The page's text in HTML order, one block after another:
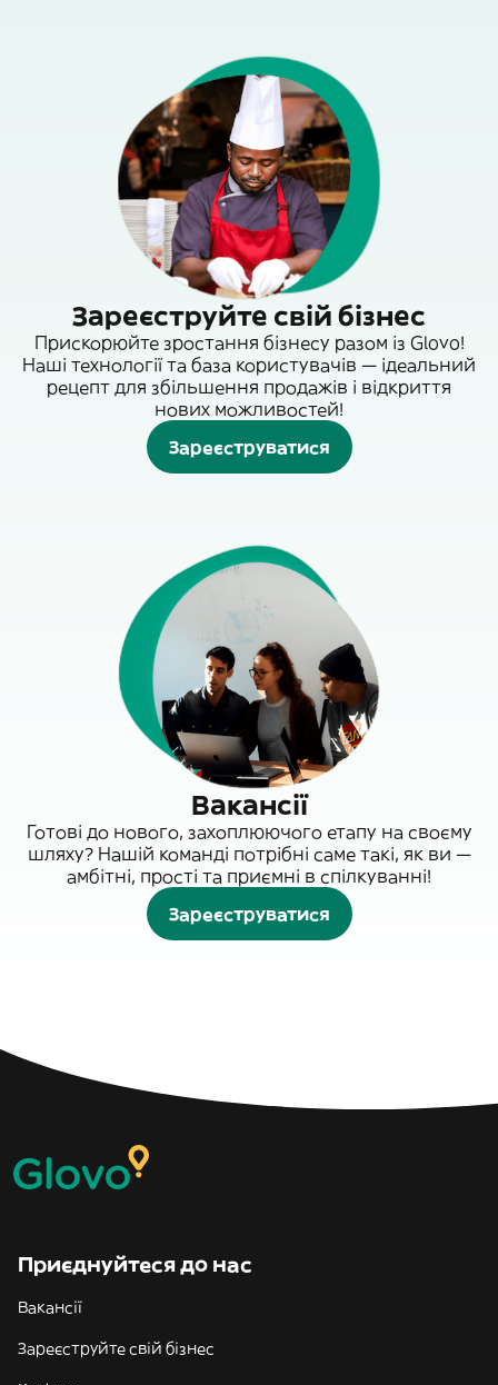
Зареєструйте свій бізнес
Прискорюйте зростання бізнесу разом із Glovo!
Наші технології та база користувачів — ідеальний
рецепт для збільшення продажів і відкриття
нових можливостей!
Зареєструватися
Вакансії
Готові до нового, захоплюючого етапу на своєму
шляху? Нашій команді потрібні саме такі, як ви —
амбітні, прості та приємні в спілкуванні!
Зареєструватися
Приєднуйтеся до нас
Вакансії
Зареєструйте свій бізнес